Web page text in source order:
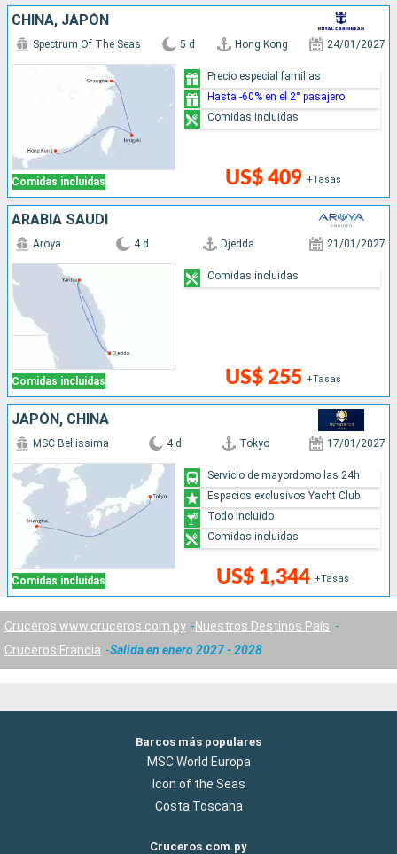
CHINA, JAPÓN
Comidas incluidas
Spectrum Of The Seas 5 d Hong Kong 24/01/2027
US$ 409 +Tasas
Precio especial familias
Hasta -60% en el 2° pasajero
Comidas incluidas
ARABIA SAUDÍ
Comidas incluidas
Aroya 4 d Djedda 21/01/2027
US$ 255 +Tasas
Comidas incluidas
JAPÓN, CHINA
Comidas incluidas
MSC Bellissima 4 d Tokyo 17/01/2027
US$ 1,344 +Tasas
Servicio de mayordomo las 24h
Espacios exclusivos Yacht Club
Todo incluido
Comidas incluidas
Cruceros www.cruceros.com.py
Nuestros Destinos País
Cruceros Francia
Salida en enero 2027 - 2028
Barcos más populares
MSC World Europa
Icon of the Seas
Costa Toscana
Cruceros.com.py